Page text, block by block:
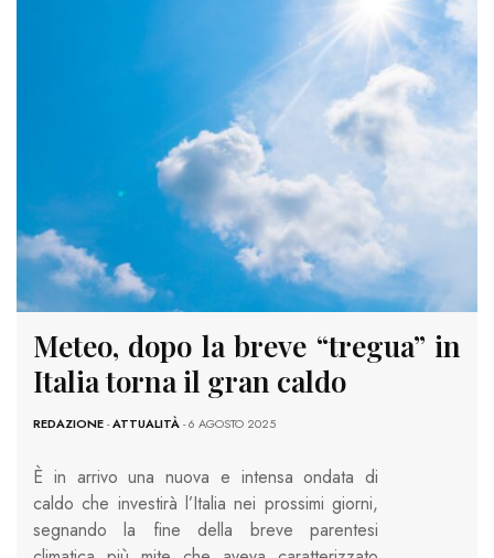
Meteo, dopo la breve “tregua” in
Italia torna il gran caldo
REDAZIONE-ATTUALITÀ- 6 AGOSTO 2025
È in arrivo una nuova e intensa ondata di
caldo che investirà l’Italia nei prossimi giorni,
segnando la fine della breve parentesi